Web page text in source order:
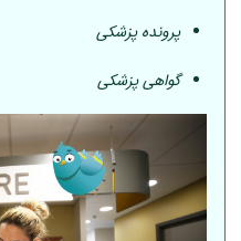
پرونده پزشکی
گواهی پزشکی